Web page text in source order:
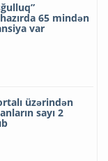
65 mindən
var
üzərindən
sayı 2